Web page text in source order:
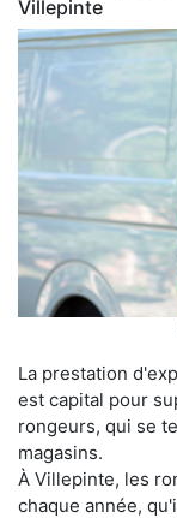
Villepinte
La prestation
est capital pour
rongeurs, qui se
magasins.
À Villepinte, les
chaque année,